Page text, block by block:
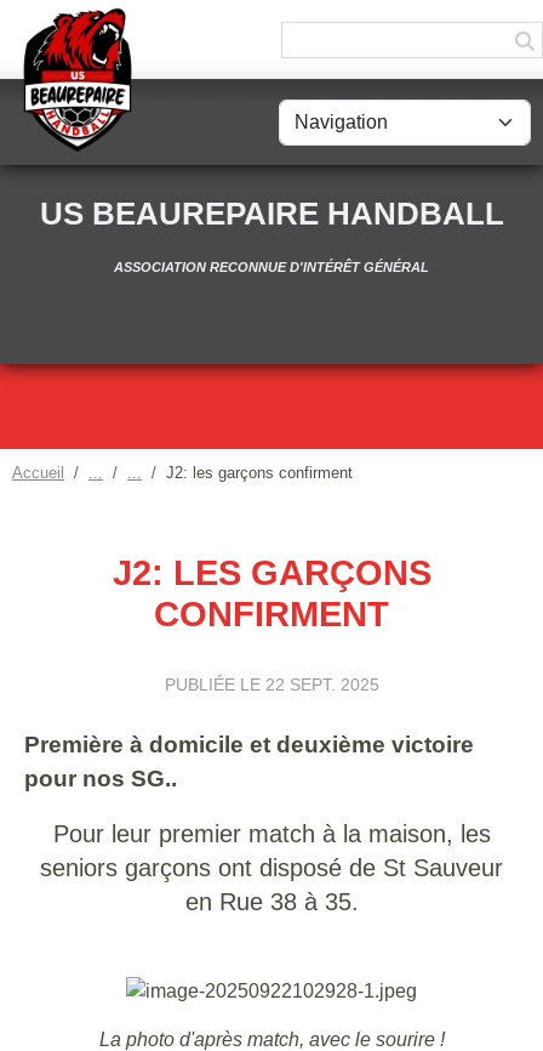
US BEAUREPAIRE HANDBALL
ASSOCIATION RECONNUE D'INTÉRÊT GÉNÉRAL
Accueil J2: les garçons confirment
J2: LES GARÇONS
CONFIRMENT
PUBLIÉE LE 22 SEPT. 2025
Première à domicile et deuxième victoire
pour nos SG..
Pour leur premier match à la maison, les
seniors garçons ont disposé de St Sauveur
en Rue 38 à 35.
La photo d'après match, avec le sourire !
Panneau de gestion des cookies